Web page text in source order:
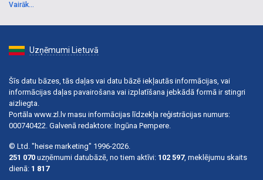
Vairāk...
Uzņēmumi Lietuvā
Šīs datu bāzes, tās daļas vai datu bāzē iekļautās informācijas, vai
informācijas daļas pavairošana vai izplatīšana jebkādā formā ir stingri
aizliegta.
Portāla www.zl.lv masu informācijas līdzekļa reģistrācijas numurs:
000740422. Galvenā redaktore: Ingūna Pempere.
© Ltd. "heise marketing" 1996-2026.
251 070 uzņēmumi datubāzē, no tiem aktīvi: 102 597, meklējumu skaits
dienā: 1 817